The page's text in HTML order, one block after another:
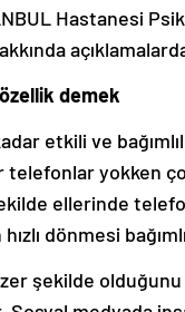
Hastanesi
özellik demek
etkili ve
telefonlar yokken
ellerinde
dönmesi
şekilde olduğunu